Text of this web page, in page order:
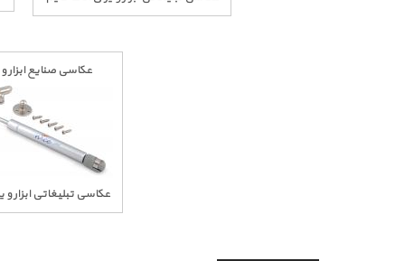
عکاسی صنایع ابزار
عکاسی تبلیغاتی ابزار و